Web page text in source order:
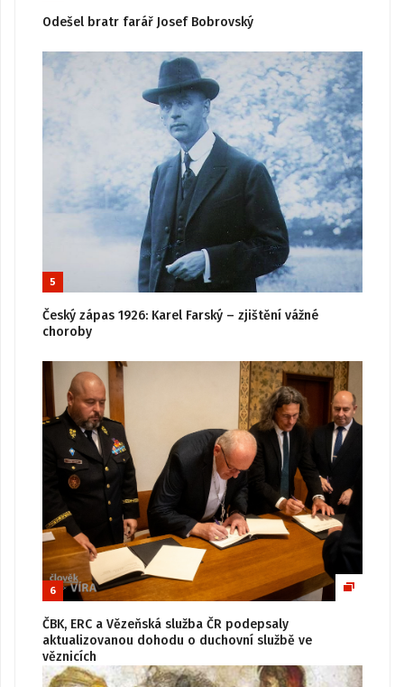
Odešel bratr farář Josef Bobrovský
5
Český zápas 1926: Karel Farský – zjištění vážné
choroby
6
ČBK, ERC a Vězeňská služba ČR podepsaly
aktualizovanou dohodu o duchovní službě ve
věznicích